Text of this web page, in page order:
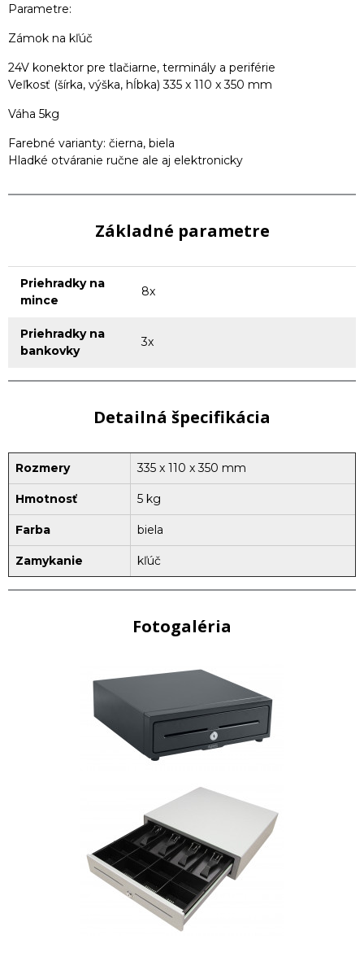
Parametre:
Zámok na kľúč
24V konektor pre tlačiarne, terminály a periférie
Veľkosť (šírka, výška, hĺbka) 335 x 110 x 350 mm
Váha 5kg
Farebné varianty: čierna, biela
Hladké otváranie ručne ale aj elektronicky
Základné parametre
Priehradky na
mince
8x
Priehradky na
bankovky
3x
Detailná špecifikácia
Rozmery 335 x 110 x 350 mm
Hmotnosť 5 kg
Farba biela
Zamykanie kľúč
Fotogaléria